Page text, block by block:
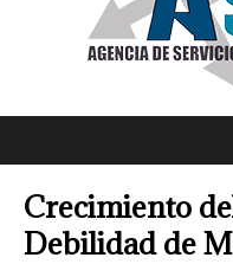
Crecimiento
Debilidad de